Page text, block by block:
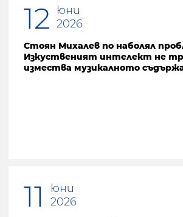
12
юни
2026
Стоян Михалев по наболял
Изкуственият интелект не
измества музикалното
11
юни
2026
Предишна страница